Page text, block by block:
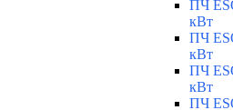
ПЧ
кВт
ПЧ
кВт
ПЧ
кВт
ПЧ